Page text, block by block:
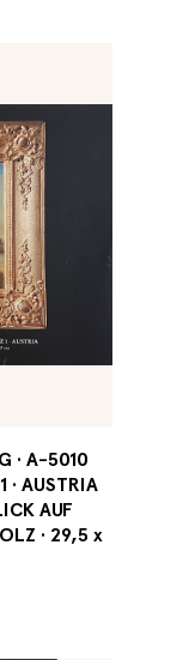
· A-5010
· AUSTRIA
AUF
· 29,5 x